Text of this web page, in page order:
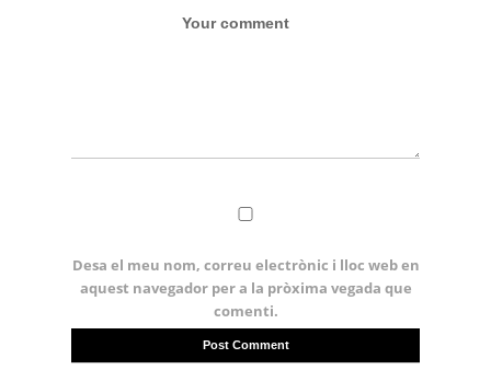
Desa el meu nom, correu electrònic i lloc web en
aquest navegador per a la pròxima vegada que
comenti.